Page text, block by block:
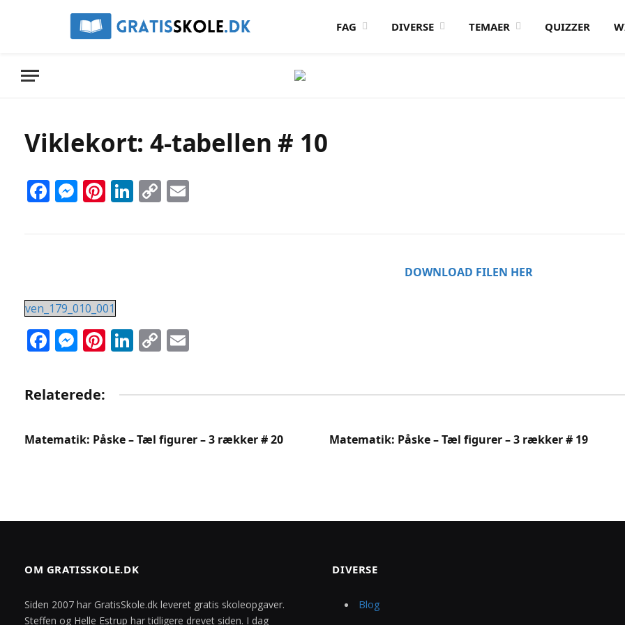
FAG DIVERSE TEMAER QUIZZER
Viklekort: 4-tabellen # 10
Facebook
Messenger
Pinterest
LinkedIn
Copy
DOWNLOAD FILEN HER
ven_179_010_001
Facebook
Messenger
Pinterest
LinkedIn
Copy
Relaterede:
Matematik: Påske – Tæl figurer – 3 rækker # 20 Matematik: Påske – Tæl figurer – 3 rækker # 19
OM GRATISSKOLE.DK
Siden 2007 har GratisSkole.dk leveret gratis skoleopgaver.
Steffen og Helle Estrup har tidligere drevet siden. I dag
DIVERSE
Blog